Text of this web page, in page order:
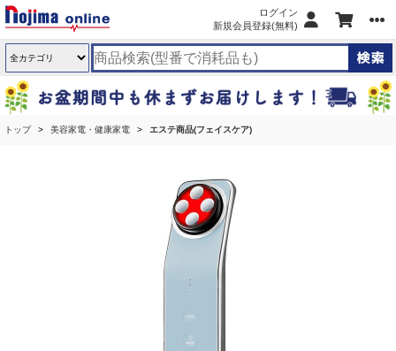
ログイン
新規会員登録(無料)
トップ 美容家電・健康家電 エステ商品(フェイスケア)